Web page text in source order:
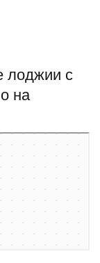
лоджии с
на